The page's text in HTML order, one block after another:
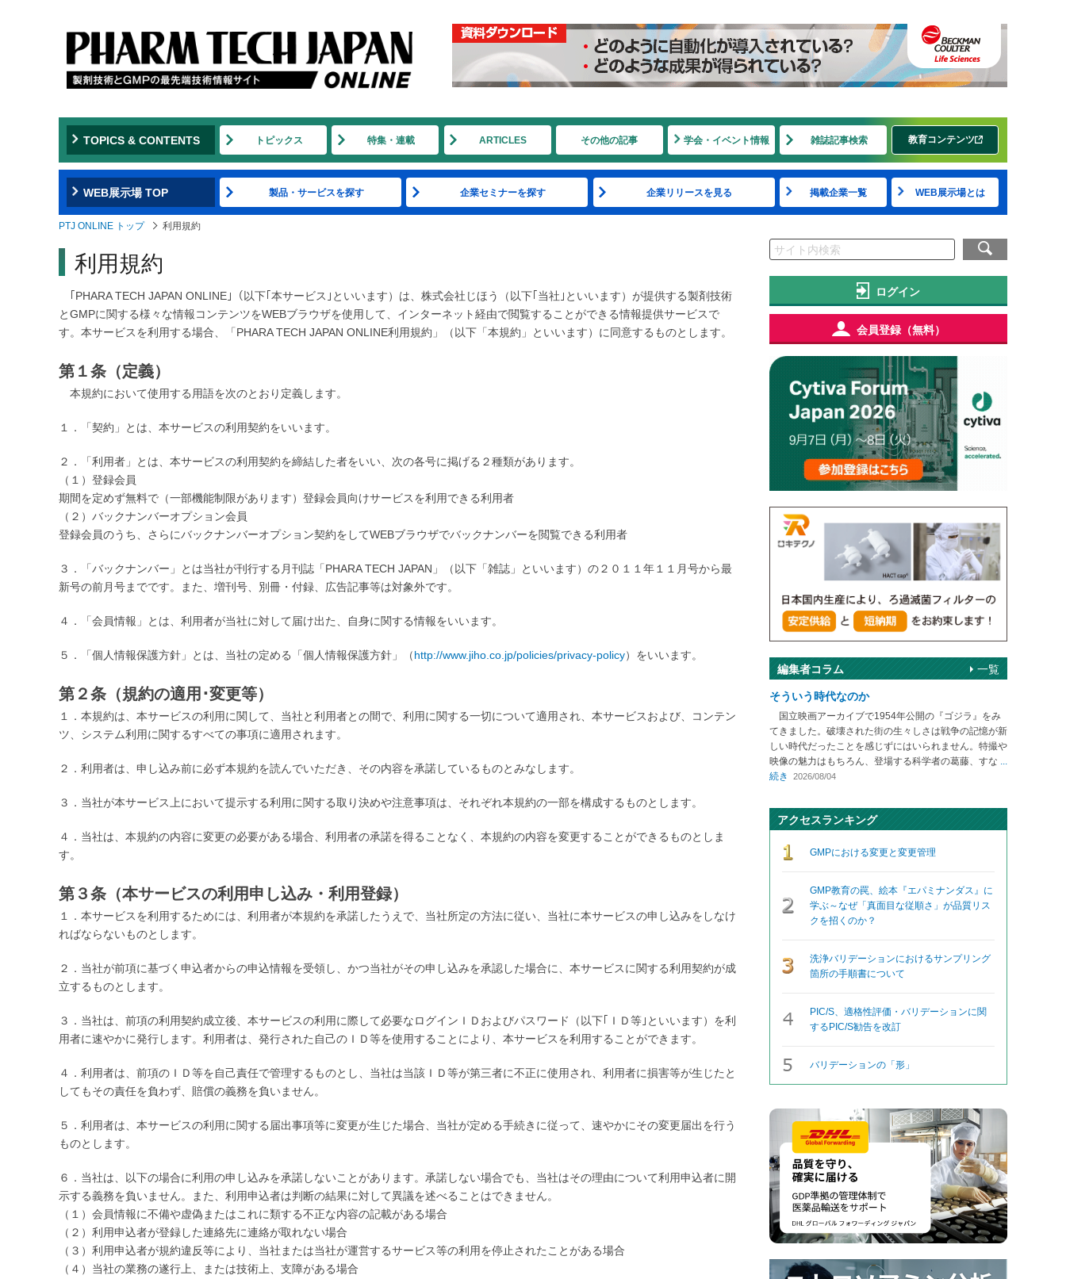
TOPICS & CONTENTS トピックス 特集・連載 ARTICLES その他の記事 学会・イベント情報 雑誌記事検索 教育コンテンツ
WEB展示場 TOP 製品・サービスを探す 企業セミナーを探す 企業リリースを見る 掲載企業一覧 WEB展示場とは
PTJ ONLINE トップ 利用規約
利用規約
｢PHARA TECH JAPAN ONLINE｣（以下｢本サービス｣といいます）は、株式会社じほう（以下｢当社｣といいます）が提供する製剤技術
とGMPに関する様々な情報コンテンツをWEBブラウザを使用して、インターネット経由で閲覧することができる情報提供サービスで
す。本サービスを利用する場合、「PHARA TECH JAPAN ONLINE利用規約」（以下「本規約」といいます）に同意するものとします。
第１条（定義）
本規約において使用する用語を次のとおり定義します。
１．「契約」とは、本サービスの利用契約をいいます。
２．「利用者」とは、本サービスの利用契約を締結した者をいい、次の各号に掲げる２種類があります。
（１）登録会員
期間を定めず無料で（一部機能制限があります）登録会員向けサービスを利用できる利用者
（２）バックナンバーオプション会員
登録会員のうち、さらにバックナンバーオプション契約をしてWEBブラウザでバックナンバーを閲覧できる利用者
３．「バックナンバー」とは当社が刊行する月刊誌「PHARA TECH JAPAN」（以下「雑誌」といいます）の２０１１年１１月号から最
新号の前月号までです。また、増刊号、別冊・付録、広告記事等は対象外です。
４．「会員情報」とは、利用者が当社に対して届け出た、自身に関する情報をいいます。
５．「個人情報保護方針」とは、当社の定める「個人情報保護方針」（http://www.jiho.co.jp/policies/privacy-policy）をいいます。
第２条（規約の適用･変更等）
１．本規約は、本サービスの利用に関して、当社と利用者との間で、利用に関する一切について適用され、本サービスおよび、コンテン
ツ、システム利用に関するすべての事項に適用されます。
２．利用者は、申し込み前に必ず本規約を読んでいただき、その内容を承諾しているものとみなします。
３．当社が本サービス上において提示する利用に関する取り決めや注意事項は、それぞれ本規約の一部を構成するものとします。
４．当社は、本規約の内容に変更の必要がある場合、利用者の承諾を得ることなく、本規約の内容を変更することができるものとしま
す。
第３条（本サービスの利用申し込み・利用登録）
１．本サービスを利用するためには、利用者が本規約を承諾したうえで、当社所定の方法に従い、当社に本サービスの申し込みをしなけ
ればならないものとします。
２．当社が前項に基づく申込者からの申込情報を受領し、かつ当社がその申し込みを承認した場合に、本サービスに関する利用契約が成
立するものとします。
３．当社は、前項の利用契約成立後、本サービスの利用に際して必要なログインＩＤおよびパスワード（以下｢ＩＤ等｣といいます）を利
用者に速やかに発行します。利用者は、発行された自己のＩＤ等を使用することにより、本サービスを利用することができます。
４．利用者は、前項のＩＤ等を自己責任で管理するものとし、当社は当該ＩＤ等が第三者に不正に使用され、利用者に損害等が生じたと
してもその責任を負わず、賠償の義務を負いません。
５．利用者は、本サービスの利用に関する届出事項等に変更が生じた場合、当社が定める手続きに従って、速やかにその変更届出を行う
ものとします。
６．当社は、以下の場合に利用の申し込みを承諾しないことがあります。承諾しない場合でも、当社はその理由について利用申込者に開
示する義務を負いません。また、利用申込者は判断の結果に対して異議を述べることはできません。
（１）会員情報に不備や虚偽またはこれに類する不正な内容の記載がある場合
（２）利用申込者が登録した連絡先に連絡が取れない場合
（３）利用申込者が規約違反等により、当社または当社が運営するサービス等の利用を停止されたことがある場合
（４）当社の業務の遂行上、または技術上、支障がある場合
ログイン
会員登録（無料）
編集者コラム
そういう時代なのか
国立映画アーカイブで1954年公開の『ゴジラ』をみ
てきました。破壊された街の生々しさは戦争の記憶が新
しい時代だったことを感じずにはいられません。特撮や
映像の魅力はもちろん、登場する科学者の葛藤、すな ...
続き
2026/08/04
一覧
アクセスランキング
GMPにおける変更と変更管理
GMP教育の罠、絵本『エパミナンダス』に
学ぶ～なぜ「真面目な従順さ」が品質リス
クを招くのか？
洗浄バリデーションにおけるサンプリング
箇所の手順書について
PIC/S、適格性評価・バリデーションに関
するPIC/S勧告を改訂
バリデーションの「形」